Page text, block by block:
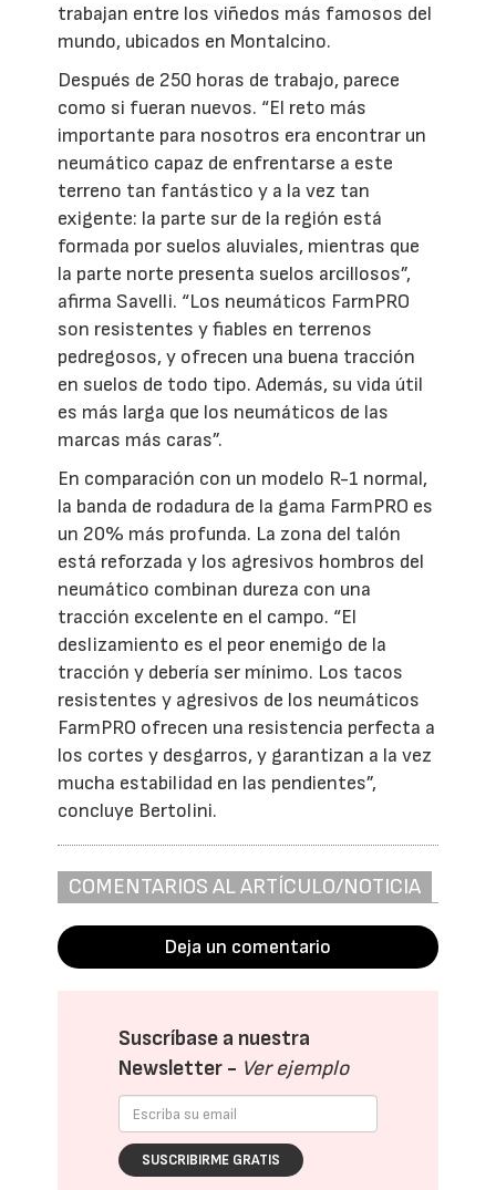
trabajan entre los viñedos más famosos del
mundo, ubicados en Montalcino.
Después de 250 horas de trabajo, parece
como si fueran nuevos. “El reto más
importante para nosotros era encontrar un
neumático capaz de enfrentarse a este
terreno tan fantástico y a la vez tan
exigente: la parte sur de la región está
formada por suelos aluviales, mientras que
la parte norte presenta suelos arcillosos”,
afirma Savelli. “Los neumáticos FarmPRO
son resistentes y fiables en terrenos
pedregosos, y ofrecen una buena tracción
en suelos de todo tipo. Además, su vida útil
es más larga que los neumáticos de las
marcas más caras”.
En comparación con un modelo R-1 normal,
la banda de rodadura de la gama FarmPRO es
un 20% más profunda. La zona del talón
está reforzada y los agresivos hombros del
neumático combinan dureza con una
tracción excelente en el campo. “El
deslizamiento es el peor enemigo de la
tracción y debería ser mínimo. Los tacos
resistentes y agresivos de los neumáticos
FarmPRO ofrecen una resistencia perfecta a
los cortes y desgarros, y garantizan a la vez
mucha estabilidad en las pendientes”,
concluye Bertolini.
COMENTARIOS AL ARTÍCULO/NOTICIA
Deja un comentario
Suscríbase a nuestra
Newsletter - Ver ejemplo
SUSCRIBIRME GRATIS